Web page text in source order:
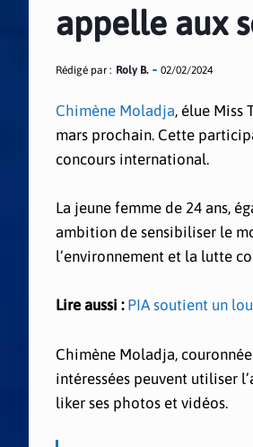
appelle aux
Rédigé par : Roly B. 02/02/2024
Chimène Moladja, élue Miss
mars prochain. Cette
concours international.
La jeune femme de 24 ans,
ambition de sensibiliser le
l’environnement et la lutte
Lire aussi : PIA soutient un
Chimène Moladja,
intéressées peuvent utiliser
liker ses photos et vidéos.